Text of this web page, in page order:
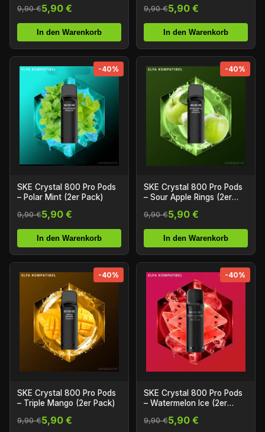
9,90 €5,90 €
In den Warenkorb
9,90 €5,90 €
In den Warenkorb
-40%
SKE Crystal 800 Pro Pods
– Polar Mint (2er Pack)
9,90 €5,90 €
In den Warenkorb
-40%
SKE Crystal 800 Pro Pods
– Sour Apple Rings (2er
9,90 €5,90 €
In den Warenkorb
-40%
SKE Crystal 800 Pro Pods
– Triple Mango (2er Pack)
9,90 €5,90 €
-40%
SKE Crystal 800 Pro Pods
– Watermelon Ice (2er
9,90 €5,90 €